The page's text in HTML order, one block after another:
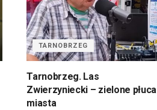
TARNOBRZEG
Tarnobrzeg. Las
Zwierzyniecki – zielone płuca
miasta